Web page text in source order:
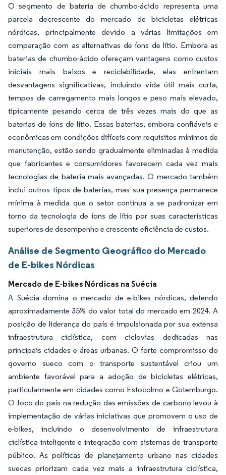
O segmento de bateria de chumbo-ácido representa uma
parcela decrescente do mercado de bicicletas elétricas
nórdicas, principalmente devido a várias limitações em
comparação com as alternativas de íons de lítio. Embora as
baterias de chumbo-ácido ofereçam vantagens como custos
iniciais mais baixos e reciclabilidade, elas enfrentam
desvantagens significativas, incluindo vida útil mais curta,
tempos de carregamento mais longos e peso mais elevado,
tipicamente pesando cerca de três vezes mais do que as
baterias de íons de lítio. Essas baterias, embora confiáveis e
econômicas em condições difíceis com requisitos mínimos de
manutenção, estão sendo gradualmente eliminadas à medida
que fabricantes e consumidores favorecem cada vez mais
tecnologias de bateria mais avançadas. O mercado também
inclui outros tipos de baterias, mas sua presença permanece
mínima à medida que o setor continua a se padronizar em
torno da tecnologia de íons de lítio por suas características
superiores de desempenho e crescente eficiência de custos.
Análise de Segmento Geográfico do Mercado
de E-bikes Nórdicas
Mercado de E-bikes Nórdicas na Suécia
A Suécia domina o mercado de e-bikes nórdicas, detendo
aproximadamente 35% do valor total do mercado em 2024. A
posição de liderança do país é impulsionada por sua extensa
infraestrutura ciclística, com ciclovias dedicadas nas
principais cidades e áreas urbanas. O forte compromisso do
governo sueco com o transporte sustentável criou um
ambiente favorável para a adoção de bicicletas elétricas,
particularmente em cidades como Estocolmo e Gotemburgo.
O foco do país na redução das emissões de carbono levou à
implementação de várias iniciativas que promovem o uso de
e-bikes, incluindo o desenvolvimento de infraestrutura
ciclística inteligente e integração com sistemas de transporte
público. As políticas de planejamento urbano nas cidades
suecas priorizam cada vez mais a infraestrutura ciclística,